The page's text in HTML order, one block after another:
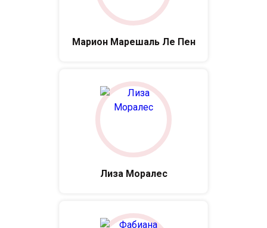
Марион Марешаль Ле Пен
Лиза Моралес